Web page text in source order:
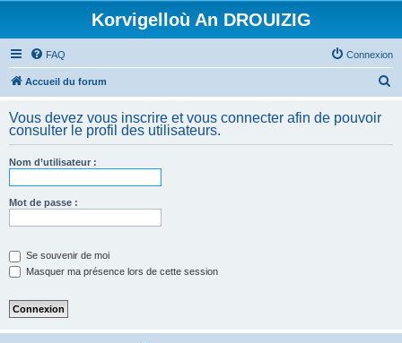
Korvigelloù An DROUIZIG
FAQ Connexion
Accueil du forum
h
Vous devez vous inscrire et vous connecter afin de pouvoir
consulter le profil des utilisateurs.
Nom d’utilisateur :
Mot de passe :
Se souvenir de moi
Masquer ma présence lors de cette session